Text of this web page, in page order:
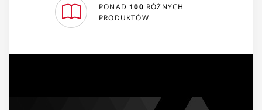
PONAD 100 RÓŻNYCH
PRODUKTÓW